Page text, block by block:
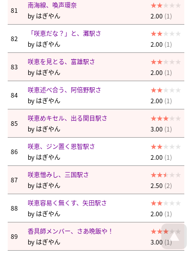
81
南海線、喚声環奈
by はぎやん 2.00 (1)
82
「咲恵だな？」と、灘駅さ
by はぎやん 2.00 (1)
83
咲恵を見とる、富雄駅さ
by はぎやん 2.00 (1)
84
咲恵述べ合う、阿倍野駅さ
by はぎやん 2.00 (1)
85
咲恵めキセル、出る関目駅さ
by はぎやん 3.00 (1)
86
咲恵、ジン置く恩智駅さ
by はぎやん 2.00 (1)
87
咲恵憎みし、三国駅さ
by はぎやん 2.50 (2)
88
咲恵容易く無くす、矢田駅さ
by はぎやん 2.00 (1)
89
香具師メンバー、さあ晩飯や！
by はぎやん 3.00 (1)